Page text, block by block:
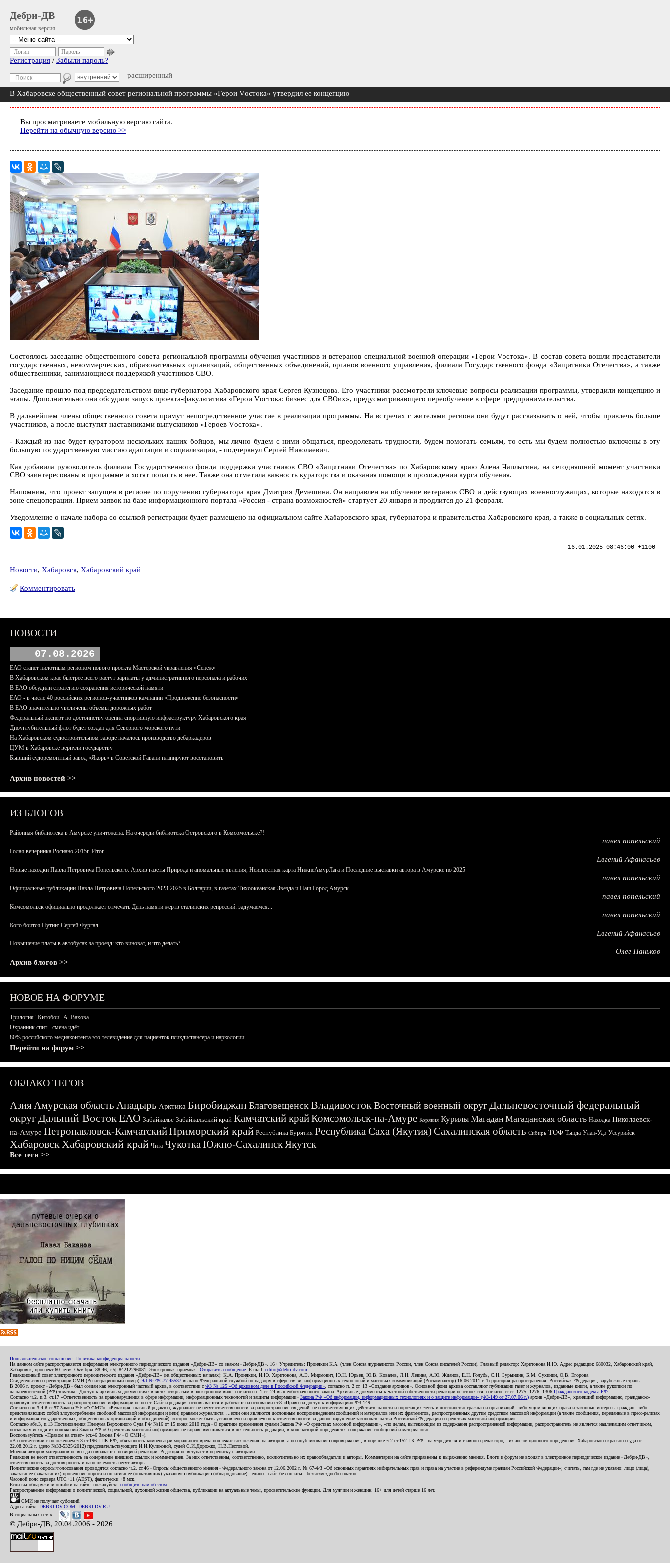
Дебри-ДВ
мобильная версия
расширенный
Логин Пароль
Регистрация / Забыли пароль?
В Хабаровске общественный совет региональной программы «Герои Vостока» утвердил ее концепцию
Вы просматриваете мобильную версию сайта.
Перейти на обычную версию >>
Состоялось заседание общественного совета региональной программы обучения участников и ветеранов специальной военной операции «Герои Vостока». В состав совета вошли представители
государственных, некоммерческих, образовательных организаций, общественных объединений, органов военного управления, филиала Государственного фонда «Защитники Отечества», а также
общественники, занимающиеся поддержкой участников СВО.
Заседание прошло под председательством вице-губернатора Хабаровского края Сергея Кузнецова. Его участники рассмотрели ключевые вопросы реализации программы, утвердили концепцию и
этапы. Дополнительно они обсудили запуск проекта-факультатива «Герои Vостока: бизнес для СВОих», предусматривающего переобучение в сфере предпринимательства.
В дальнейшем члены общественного совета примут непосредственное участие в реализации программы. На встречах с жителями региона они будут рассказывать о ней, чтобы привлечь больше
участников, а после выступят наставниками выпускников «Героев Vостока».
- Каждый из нас будет куратором нескольких наших бойцов, мы лично будем с ними общаться, преодолевать трудности, будем помогать семьям, то есть мы будем полностью включены в эту
большую государственную миссию адаптации и социализации, - подчеркнул Сергей Николаевич.
Как добавила руководитель филиала Государственного фонда поддержки участников СВО «Защитники Отечества» по Хабаровскому краю Алена Чаплыгина, на сегодняшний момент участники
СВО заинтересованы в программе и хотят попасть в нее. Также она отметила важность кураторства и оказания помощи в прохождении курса обучения.
Напомним, что проект запущен в регионе по поручению губернатора края Дмитрия Демешина. Он направлен на обучение ветеранов СВО и действующих военнослужащих, которые находятся в
зоне спецоперации. Прием заявок на базе информационного портала «Россия - страна возможностей» стартует 20 января и продлится до 21 февраля.
Уведомление о начале набора со ссылкой регистрации будет размещено на официальном сайте Хабаровского края, губернатора и правительства Хабаровского края, а также в социальных сетях.
16.01.2025 08:46:00 +1100
Новости, Хабаровск, Хабаровский край
Комментировать
НОВОСТИ
07.08.2026
ЕАО станет пилотным регионом нового проекта Мастерской управления «Сенеж»
В Хабаровском крае быстрее всего растут зарплаты у административного персонала и рабочих
В ЕАО обсудили стратегию сохранения исторической памяти
ЕАО - в числе 40 российских регионов-участников кампании «Продвижение безопасности»
В ЕАО значительно увеличены объемы дорожных работ
Федеральный эксперт по достоинству оценил спортивную инфраструктуру Хабаровского края
Дноуглубительный флот будет создан для Северного морского пути
На Хабаровском судостроительном заводе началось производство дебаркадеров
ЦУМ в Хабаровске вернули государству
Бывший судоремонтный завод «Якорь» в Советской Гавани планируют восстановить
Архив новостей >>
ИЗ БЛОГОВ
Районная библиотека в Амурске уничтожена. На очереди библиотека Островского в Комсомольске?!
павел попельский
Голая вечеринка Роснано 2015г. Итог.
Евгений Афанасьев
Новые находки Павла Петровича Попельского: Архив газеты Природа и аномальные явления, Неизвестная карта НижнеАмурЛага и Последние выставки автора в Амурске по 2025
павел попельский
Официальные публикации Павла Петровича Попельского 2023-2025 в Болгарии, в газетах Тихоокеанская Звезда и Наш Город Амурск
павел попельский
Комсомольск официально продолжает отмечать День памяти жертв сталинских репрессий: задумаемся...
павел попельский
Кого боится Путин: Сергей Фургал
Евгений Афанасьев
Повышение платы в автобусах за проезд: кто виноват, и что делать?
Олег Паньков
Архив блогов >>
НОВОЕ НА ФОРУМЕ
Трилогия "Китобои" А. Вахова.
Охранник спит - смена идёт
80% российского медиаконтента это телевидение для пациентов психдиспансера и наркологии.
Перейти на форум >>
ОБЛАКО ТЕГОВ
АзияАмурская область Анадырь Арктика БиробиджанБлаговещенскВладивостокВосточный военный округДальневосточный федеральный
округДальний ВостокЕАО Забайкалье Забайкальский край Камчатский крайКомсомольск-на-Амуре Корякия Курилы Магадан Магаданская область Находка Николаевск-
на-Амуре Петропавловск-КамчатскийПриморский край Республика Бурятия Республика Саха (Якутия) Сахалинская область Сибирь ТОФ Тында Улан-Удэ Уссурийск
ХабаровскХабаровский край Чита ЧукоткаЮжно-СахалинскЯкутск
Все теги >>
Пользовательское соглашение Политика конфиденциальности
На данном сайте распространяется информация электронного периодического издания «Дебри-ДВ» со знаком «Дебри-ДВ». 16+ Учредитель: Пронякин К.А. (член Союза журналистов России, член Союза писателей России). Главный редактор: Харитонова И.Ю. Адрес редакции: 680032, Хабаровский край,
Хабаровск, проспект 60-летия Октября, 88-46, т./ф.84212296081. Электронная приемная: Отправить сообщение . E-mail: editor@debri-dv.com
Редакционный совет электронного периодического издания «Дебри-ДВ» (на общественных началах): К.А. Пронякин, И.Ю. Харитонова, А.Э. Мирмович, Ю.Н. Юрьев, Ю.В. Ковалев, Л.Н. Левина, А.Ю. Жданов, Е.Н. Голубь, С.Н. Бурындин, Б.М. Сухинин, О.В. Егорова
Свидетельство о регистрации СМИ (Регистрационный номер) ЭЛ № ФС77-45537 выдано Федеральной службой по надзору в сфере связи, информационных технологий и массовых коммуникаций (Роскомнадзор) 16.06.2011 г. Территория распространения: Российская Федерация, зарубежные страны.
В 2006 г. проект «Дебри-ДВ» был создан как электронный частный архив, в соответствии с ФЗ № 125 «Об архивном деле в Российской Федерации» , согласно п. 2 ст. 13 «Создание архивов». Основной фонд архива составляют публикации газет и журналов, изданные книги, а также рукописи по
дальневосточной (РФ) тематике. Доступ к архивным документам является открытым в электронном виде, согласно п. 1 ст. 24 вышеобозначенного закона. Архивные документы к частной собственности редакции не относятся, согласно ст.ст. 1275, 1276, 1306 Гражданского кодекса РФ
Согласно ч.2. п.3. ст.17 «Ответственность за правонарушения в сфере информации, информационных технологий и защиты информации» Закона РФ «Об информации, информационных технологиях и о защите информации» (ФЗ-149 от 27.07.06 г.) архив «Дебри-ДВ», хранящий информацию, гражданско-
правовую ответственность за распространение информации не несет. Сайт и редакция основываются и работают на основании ст.8 «Право на доступ к информации» ФЗ-149.
Согласно пп.3,4,6 ст.57 Закона РФ «О СМИ», «Редакция, главный редактор, журналист не несут ответственности за распространение сведений, не соответствующих действительности и порочащих честь и достоинство граждан и организаций, либо ущемляющих права и законные интересы граждан, либо
представляющих собой злоупотребление свободой массовой информации и (или) правами журналиста: ...если они являются дословным воспроизведением сообщений и материалов или их фрагментов, распространенных другим средством массовой информации (а также сообщения, переданные в пресс-релизах
и информация государственных, общественных организаций и объединений), которое может быть установлено и привлечено к ответственности за данное нарушение законодательства Российской Федерации о средствах массовой информации».
Согласно абз.3, п.13 Постановления Пленума Верховного Суда РФ №16 от 15 июня 2010 года «О практике применения судами Закона РФ «О средствах массовой информации», «по делам, вытекающим из содержания распространенной информации, распространитель не является надлежащим ответчиком,
поскольку исходя из положений Закона РФ «О средствах массовой информации» не вправе вмешиваться в деятельность редакции, в ходе которой определяется содержание сообщений и материалов».
Воспользуйтесь «Правом на ответ» (ст.46 Закона РФ «О СМИ»).
«В соответствии с положением ч.3 ст.196 ГПК РФ, обязанность компенсации морального вреда подлежит возложению на авторов, а по опубликованию опровержения, в порядке ч.2 ст.152 ГК РФ - на учредителя и главного редактор», - из апелляционного определения Хабаровского краевого суда от
22.08.2012 г. (дело №33-5325/2012) председательствующего И.И.Куликовой, судей С.И.Дорожко, Н.В.Пестовой.
Мнения авторов материалов не всегда совпадают с позицией редакции. Редакция не вступает в переписку с авторами.
Редакция не несет ответственность за содержание внешних ссылок и комментариев. За них ответственны, соответственно, исключительно их правообладатели и авторы. Комментарии на сайте приравнены к выражению мнения. Блоги и форум не входят в электронное периодическое издание «Дебри-ДВ»,
ответственность за достоверность и наполняемость несут авторы.
Политические опросы/голосования проводятся согласно ч.2. ст.46 «Опросы общественного мнения» Федерального закона от 12.06.2002 г. № 67-ФЗ «Об основных гарантиях избирательных прав и права на участие в референдуме граждан Российской Федерации»; считать, там где не указано: лицо (лица),
заказавшее (заказавших) проведение опроса и оплатившее (оплативших) указанную публикацию (обнародование) - едино - сайт, без оплаты - безвозмездно/бесплатно.
Часовой пояс сервера UTC+11 (AEST), фактически +8 мск.
Если вы обнаружили ошибки на сайте, пожалуйста, сообщите нам об этом
Распространение информации о политической, социальной, духовной жизни общества, публикации на актуальные темы, просветительские функции. Для мужчин и женщин. 16+ для детей старше 16 лет.
СМИ не получает субсидий.
Адреса сайта: DEBRI-DV.COM DEBRI-DV.RU
В социальных сетях:
© Дебри-ДВ, 20.04.2006 - 2026